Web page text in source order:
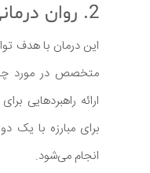
2. روان درمانی
این درمان با هدف
متخصص در مورد
ارائه راهبردهایی
برای مبارزه با یک
انجام می‌شود.